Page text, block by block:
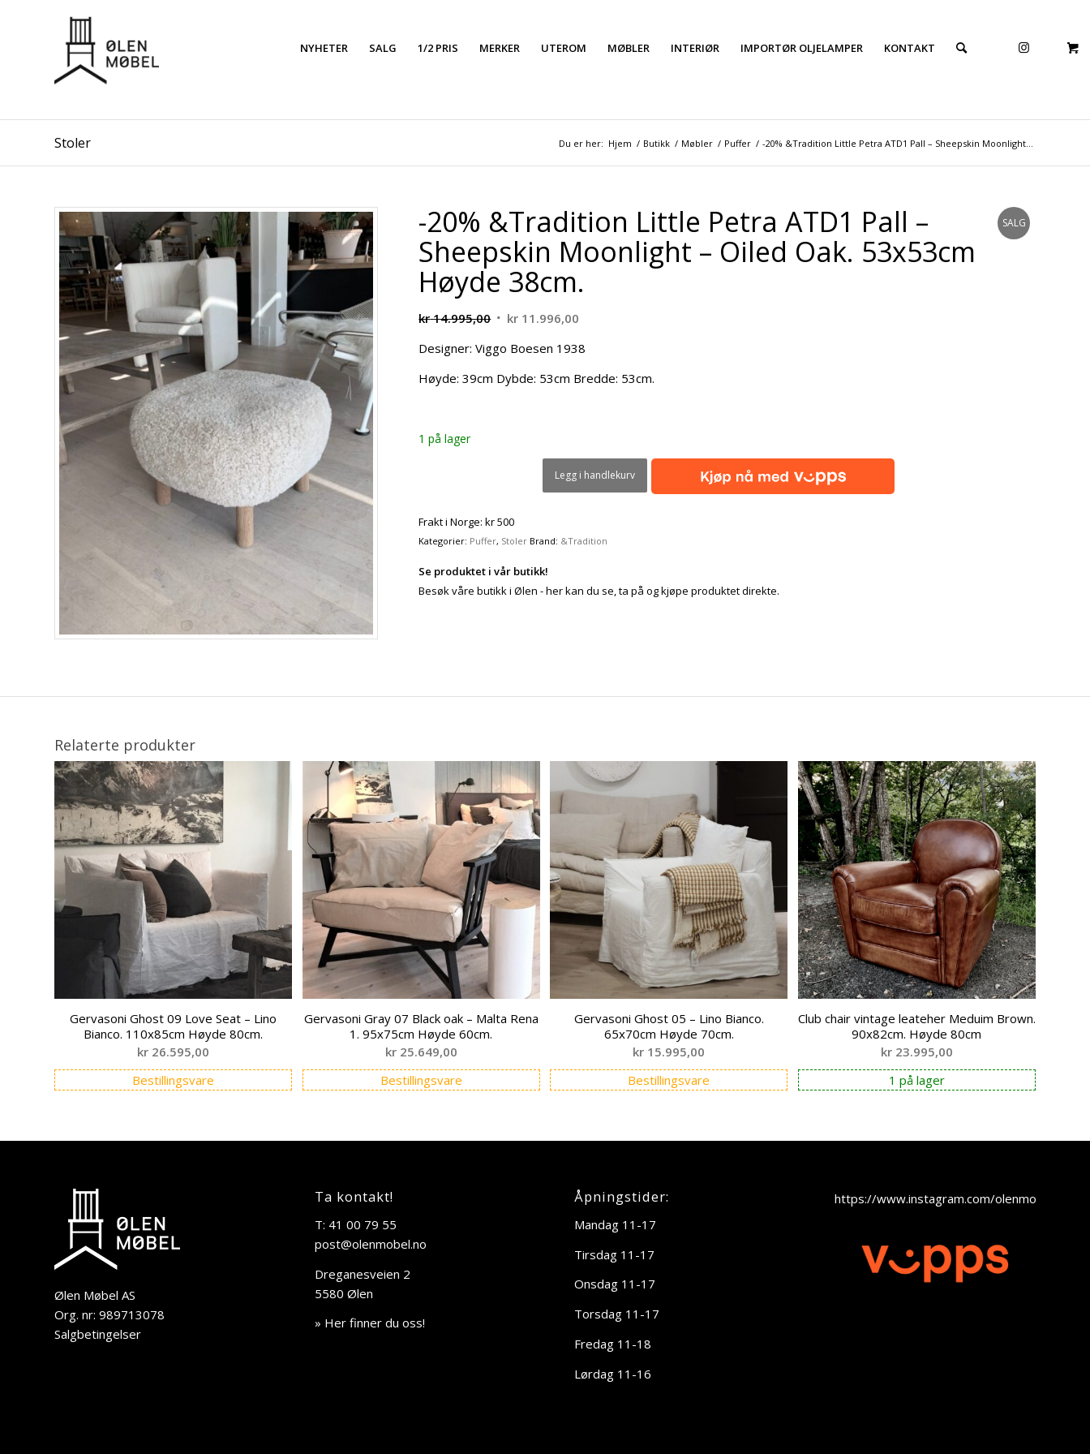
NYHETER SALG 1/2 PRIS MERKER UTEROM MØBLER INTERIØR IMPORTØR OLJELAMPER KONTAKT
Stoler Du er her: Hjem / Butikk / Møbler / Puffer / -20% &Tradition Little Petra ATD1 Pall – Sheepskin Moonlight...
SALG
-20% &Tradition Little Petra ATD1 Pall –
Sheepskin Moonlight – Oiled Oak. 53x53cm
Høyde 38cm.
kr14.995,00 Opprinnelig
var:
kr 14.995,00.
kr 11.996,00
er:
kr 11.996,00.
Designer: Viggo Boesen 1938
Høyde: 39cm Dybde: 53cm Bredde: 53cm.
1 på lager
Legg i handlekurv
Frakt i Norge: kr 500
Kategorier: Puffer, Stoler Brand: &Tradition
Se produktet i vår butikk!
Besøk våre butikk i Ølen - her kan du se, ta på og kjøpe produktet direkte.
Relaterte produkter
Gervasoni Ghost 09 Love Seat – Lino
Bianco. 110x85cm Høyde 80cm.
kr 26.595,00
Bestillingsvare
Gervasoni Gray 07 Black oak – Malta Rena
1. 95x75cm Høyde 60cm.
kr25.649,00
Bestillingsvare
Gervasoni Ghost 05 – Lino Bianco.
65x70cm Høyde 70cm.
kr 15.995,00
Bestillingsvare
Club chair vintage leateher Meduim Brown.
90x82cm. Høyde 80cm
kr23.995,00
1 på lager
Ølen Møbel AS
Org. nr: 989713078
Salgbetingelser
Ta kontakt!
T: 41 00 79 55
post@olenmobel.no
Dreganesveien 2
5580 Ølen
» Her finner du oss!
Åpningstider:
Mandag 11-17
Tirsdag 11-17
Onsdag 11-17
Torsdag 11-17
Fredag 11-18
Lørdag 11-16
https://www.instagram.com/olenmobel